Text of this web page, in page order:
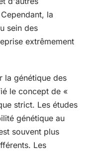
la
sein des
extrêmement
la génétique des
le concept de «
strict. Les études
génétique au
souvent plus
Les